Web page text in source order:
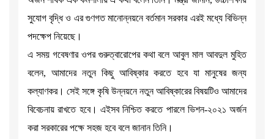
সুযোগ বৃদ্ধি ও এর গুণগত মানোন্নয়নে বর্তমান সরকার এরই মধ্যে বিভিন্ন
পদক্ষেপ নিয়েছে।
এ সময় গবেষণার ওপর গুরুত্বারোপের কথা বলে আবুল মাল আবদুল মুহিত
বলেন, আমাদের নতুন কিছু আবিষ্কার করতে হবে যা মানুষের জন্য
কল্যাণকর। সেই সঙ্গে কৃষি উন্নয়নে নতুন আবিষ্কারের বিষয়টিও আমাদের
বিবেচনায় রাখতে হবে। এইসব নিশ্চিত করতে পারলে ভিশন-২০২১ অর্জন
করা সরকারের পক্ষে সহজ হবে বলে জানান তিনি।